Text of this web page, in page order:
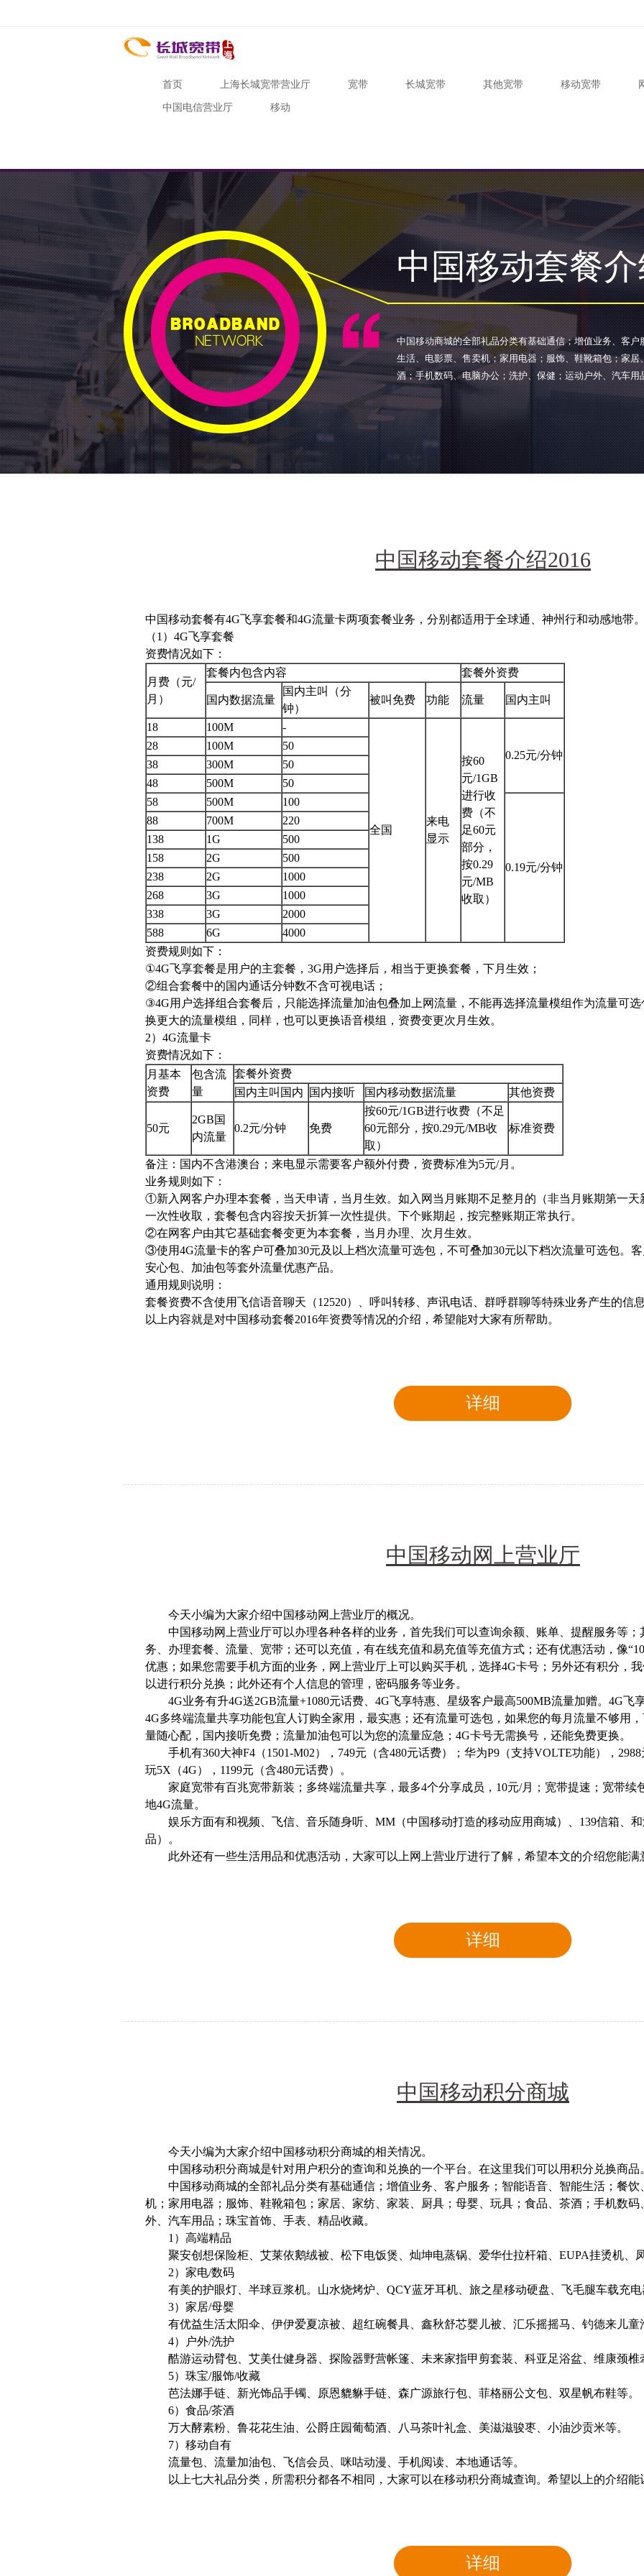
首页 上海长城宽带营业厅 宽带 长城宽带 其他宽带 移动宽带
中国电信营业厅 移动
中国移动套餐
中国移动商城的全部礼品分类有基础通信；增值业务、客
生活、电影票、售卖机；家用电器；服饰、鞋靴箱包；家
酒；手机数码、电脑办公；洗护、保健；运动户外、汽车用
中国移动套餐介绍2016
中国移动套餐有4G飞享套餐和4G流量卡两项套餐业务，分别都适用于全球通、神州行和动感地带
（1）4G飞享套餐
资费情况如下：
月费（元/
月）
套餐内包含内容 套餐外资费
国内数据流量
国内主叫（分
钟）
被叫免费 功能 流量 国内主叫
18 100M -
全国
来电
显示
按60
元/1GB
进行收
费（不
足60元
部分，
按0.29
元/MB
收取）
0.25元/分钟
28 100M
50
38
300M
50
48
500M
50
58
500M 100
0.19元/分钟
88 700M
220
138
1G
500
158
2G
500
238
2G
1000
268
3G
1000
338
3G
2000
588
6G
4000
资费规则如下：
①4G飞享套餐是用户的主套餐，3G用户选择后，相当于更换套餐，下月生效；
②组合套餐中的国内通话分钟数不含可视电话；
③4G用户选择组合套餐后，只能选择流量加油包叠加上网流量，不能再选择流量模组作为流量可
换更大的流量模组，同样，也可以更换语音模组，资费变更次月生效。
2）4G流量卡
资费情况如下：
月基本
资费
包含流
量
套餐外资费
国内主叫国内
国内接听 国内移动数据流量 其他资费
50元
2GB国
内流量
0.2元/分钟 免费
按60元/1GB进行收费（不足
60元部分，按0.29元/MB收
取）
标准资费
备注：国内不含港澳台；来电显示需要客户额外付费，资费标准为5元/月。
业务规则如下：
①新入网客户办理本套餐，当天申请，当月生效。如入网当月账期不足整月的（非当月账期第一
一次性收取，套餐包含内容按天折算一次性提供。下个账期起，按完整账期正常执行。
②在网客户由其它基础套餐变更为本套餐，当月办理、次月生效。
③使用4G流量卡的客户可叠加30元及以上档次流量可选包，不可叠加30元以下档次流量可选包。
安心包、加油包等套外流量优惠产品。
通用规则说明：
套餐资费不含使用飞信语音聊天（12520）、呼叫转移、声讯电话、群呼群聊等特殊业务产生的信息
以上内容就是对中国移动套餐2016年资费等情况的介绍，希望能对大家有所帮助。
详细
中国移动网上营业厅
今天小编为大家介绍中国移动网上营业厅的概况。
中国移动网上营业厅可以办理各种各样的业务，首先我们可以查询余额、账单、提醒服务等；
务、办理套餐、流量、宽带；还可以充值，有在线充值和易充值等充值方式；还有优惠活动，像
优惠；如果您需要手机方面的业务，网上营业厅上可以购买手机，选择4G卡号；另外还有积分，
以进行积分兑换；此外还有个人信息的管理，密码服务等业务。
4G业务有升4G送2GB流量+1080元话费、4G飞享特惠、星级客户最高500MB流量加赠。4G飞
4G多终端流量共享功能包宜人订购全家用，最实惠；还有流量可选包，如果您的每月流量不够用
量随心配，国内接听免费；流量加油包可以为您的流量应急；4G卡号无需换号，还能免费更换。
手机有360大神F4（1501-M02），749元（含480元话费）；华为P9（支持VOLTE功能），
玩5X（4G），1199元（含480元话费）。
家庭宽带有百兆宽带新装；多终端流量共享，最多4个分享成员，10元/月；宽带提速；宽带续
地4G流量。
娱乐方面有和视频、飞信、音乐随身听、MM（中国移动打造的移动应用商城）、139信箱、
品）。
此外还有一些生活用品和优惠活动，大家可以上网上营业厅进行了解，希望本文的介绍您能满
详细
中国移动积分商城
今天小编为大家介绍中国移动积分商城的相关情况。
中国移动积分商城是针对用户积分的查询和兑换的一个平台。在这里我们可以用积分兑换商品
中国移动商城的全部礼品分类有基础通信；增值业务、客户服务；智能语音、智能生活；餐饮
机；家用电器；服饰、鞋靴箱包；家居、家纺、家装、厨具；母婴、玩具；食品、茶酒；手机数
外、汽车用品；珠宝首饰、手表、精品收藏。
1）高端精品
聚安创想保险柜、艾莱依鹅绒被、松下电饭煲、灿坤电蒸锅、爱华仕拉杆箱、EUPA挂烫机、凤
2）家电/数码
有美的护眼灯、半球豆浆机。山水烧烤炉、QCY蓝牙耳机、旅之星移动硬盘、飞毛腿车载充电
3）家居/母婴
有优益生活太阳伞、伊伊爱夏凉被、超红碗餐具、鑫秋舒芯婴儿被、汇乐摇摇马、钓德来儿童
4）户外/洗护
酷游运动臂包、艾美仕健身器、探险器野营帐篷、未来家指甲剪套装、科亚足浴盆、维康颈椎
5）珠宝/服饰/收藏
芭法娜手链、新光饰品手镯、原恩貔貅手链、森广源旅行包、菲格丽公文包、双星帆布鞋等。
6）食品/茶酒
万大酵素粉、鲁花花生油、公爵庄园葡萄酒、八马茶叶礼盒、美滋滋骏枣、小油沙贡米等。
7）移动自有
流量包、流量加油包、飞信会员、咪咕动漫、手机阅读、本地通话等。
以上七大礼品分类，所需积分都各不相同，大家可以在移动积分商城查询。希望以上的介绍能
详细